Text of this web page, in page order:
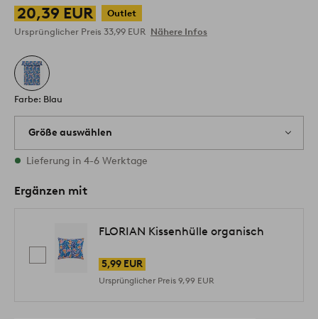
20,39 EUR
Outlet
Ursprünglicher Preis 33,99 EUR Nähere Infos
Farbe: Blau
Größe auswählen
1 Größen vorrätig
Lieferung in 4-6 Werktage
Ergänzen mit
FLORIAN Kissenhülle organisch
5,99 EUR
Ursprünglicher Preis 9,99 EUR